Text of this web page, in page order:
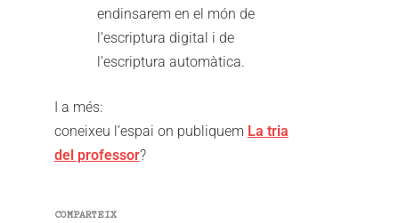
endinsarem en el món de
l’escriptura digital i de
l’escriptura automàtica.
I a més:
coneixeu l’espai on publiquem La tria
del professor?
COMPARTEIX